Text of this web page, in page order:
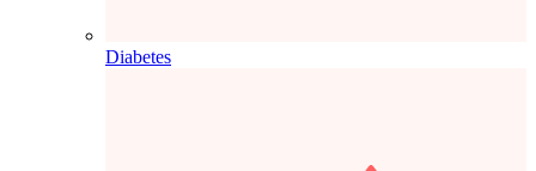
Diabetes